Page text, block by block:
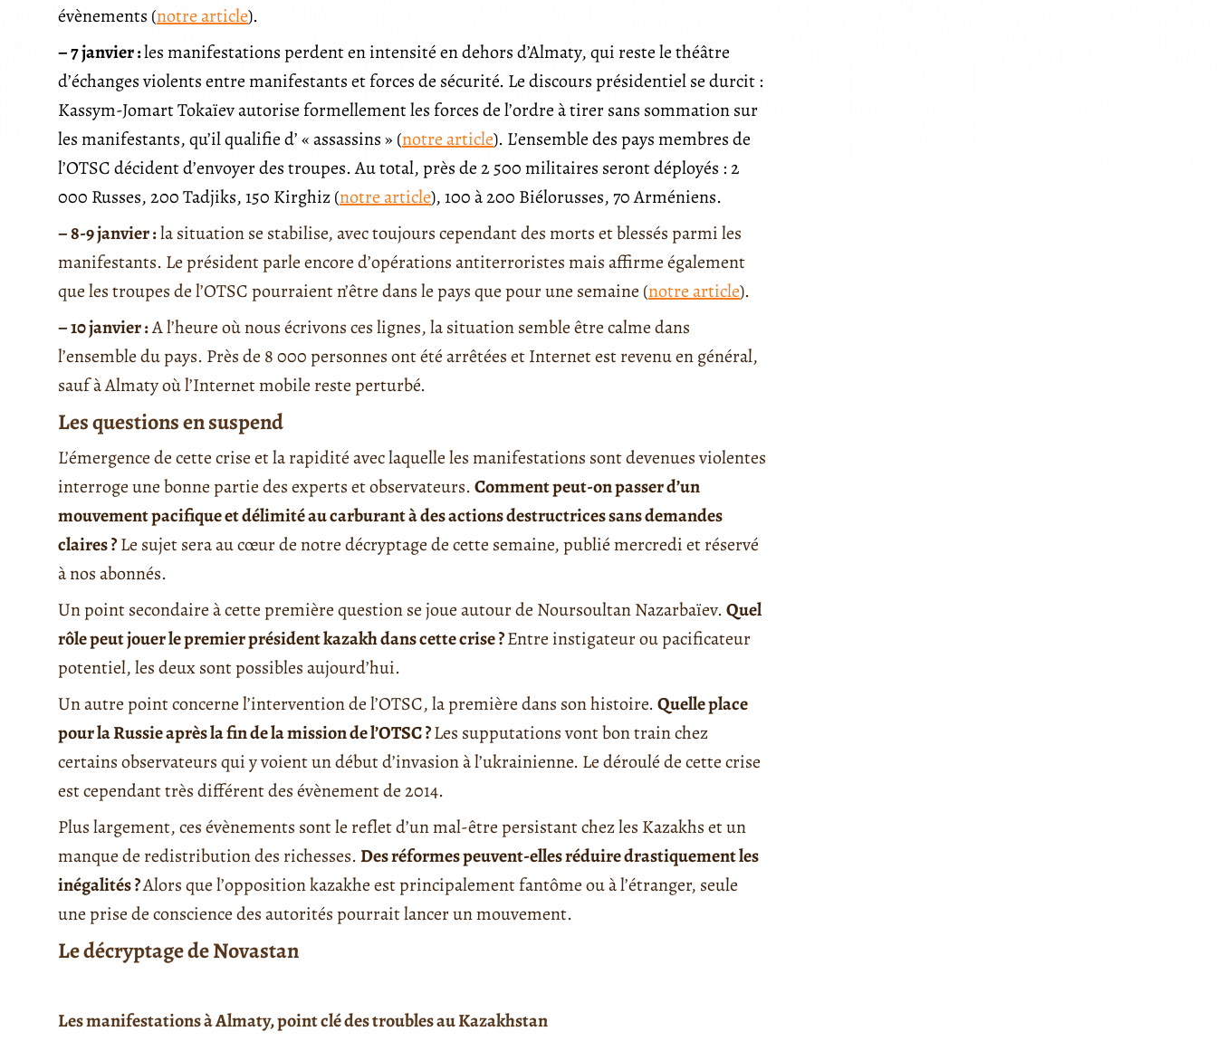
évènements (notre article).
– 7 janvier :les manifestations perdent en intensité en dehors d’Almaty, qui reste le théâtre
d’échanges violents entre manifestants et forces de sécurité. Le discours présidentiel se durcit :
Kassym-Jomart Tokaïev autorise formellement les forces de l’ordre à tirer sans sommation sur
les manifestants, qu’il qualifie d’ « assassins » (notre article). L’ensemble des pays membres de
l’OTSC décident d’envoyer des troupes. Au total, près de 2 500 militaires seront déployés : 2
000 Russes, 200 Tadjiks, 150 Kirghiz (notre article), 100 à 200 Biélorusses, 70 Arméniens.
– 8-9 janvier :la situation se stabilise, avec toujours cependant des morts et blessés parmi les
manifestants. Le président parle encore d’opérations antiterroristes mais affirme également
que les troupes de l’OTSC pourraient n’être dans le pays que pour une semaine (notre article).
– 10 janvier :A l’heure où nous écrivons ces lignes, la situation semble être calme dans
l’ensemble du pays. Près de 8 000 personnes ont été arrêtées et Internet est revenu en général,
sauf à Almaty où l’Internet mobile reste perturbé.
Les questions en suspend
L’émergence de cette crise et la rapidité avec laquelle les manifestations sont devenues violentes
interroge une bonne partie des experts et observateurs.Comment peut-on passer d’un
mouvement pacifique et délimité au carburant à des actions destructrices sans demandes
claires ?Le sujet sera au cœur de notre décryptage de cette semaine, publié mercredi et réservé
à nos abonnés.
Un point secondaire à cette première question se joue autour de Noursoultan Nazarbaïev.Quel
rôle peut jouer le premier président kazakh dans cette crise ?Entre instigateur ou pacificateur
potentiel, les deux sont possibles aujourd’hui.
Un autre point concerne l’intervention de l’OTSC, la première dans son histoire.Quelle place
pour la Russie après la fin de la mission de l’OTSC ?Les supputations vont bon train chez
certains observateurs qui y voient un début d’invasion à l’ukrainienne. Le déroulé de cette crise
est cependant très différent des évènement de 2014.
Plus largement, ces évènements sont le reflet d’un mal-être persistant chez les Kazakhs et un
manque de redistribution des richesses.Des réformes peuvent-elles réduire drastiquement les
inégalités ?Alors que l’opposition kazakhe est principalement fantôme ou à l’étranger, seule
une prise de conscience des autorités pourrait lancer un mouvement.
Le décryptage de Novastan
Les manifestations à Almaty, point clé des troubles au Kazakhstan